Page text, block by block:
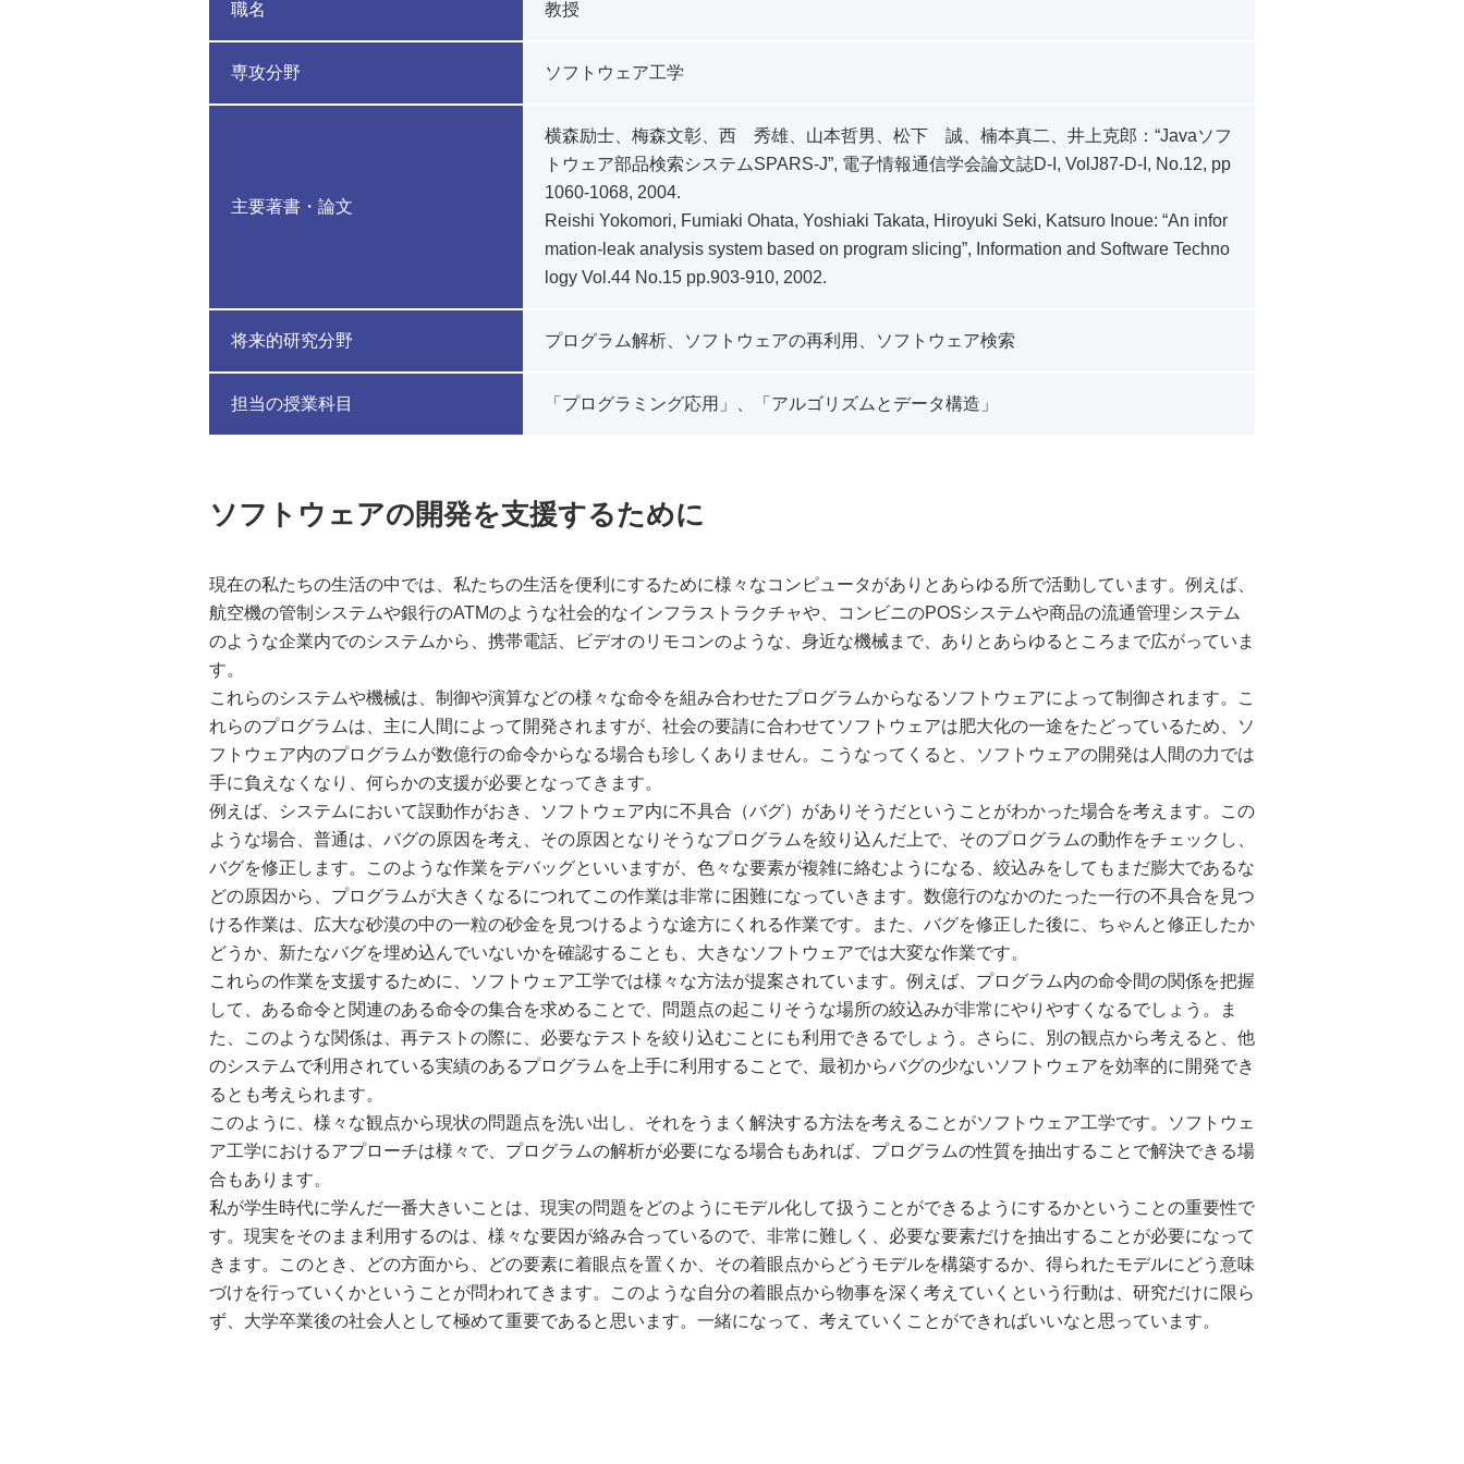
職名 教授
専攻分野 ソフトウェア工学
主要著書・論文
横森励士、梅森文彰、西 秀雄、山本哲男、松下 誠、楠本真二、井上克郎：“Javaソフ
トウェア部品検索システムSPARS-J”, 電子情報通信学会論文誌D-I, VolJ87-D-I, No.12, pp
1060-1068, 2004.
Reishi Yokomori, Fumiaki Ohata, Yoshiaki Takata, Hiroyuki Seki, Katsuro Inoue: “An infor
mation-leak analysis system based on program slicing”, Information and Software Techno
logy Vol.44 No.15 pp.903-910, 2002.
将来的研究分野 プログラム解析、ソフトウェアの再利用、ソフトウェア検索
担当の授業科目 「プログラミング応用」、「アルゴリズムとデータ構造」
ソフトウェアの開発を支援するために
現在の私たちの生活の中では、私たちの生活を便利にするために様々なコンピュータがありとあらゆる所で活動しています。例えば、
航空機の管制システムや銀行のATMのような社会的なインフラストラクチャや、コンビニのPOSシステムや商品の流通管理システム
のような企業内でのシステムから、携帯電話、ビデオのリモコンのような、身近な機械まで、ありとあらゆるところまで広がっていま
す。
これらのシステムや機械は、制御や演算などの様々な命令を組み合わせたプログラムからなるソフトウェアによって制御されます。こ
れらのプログラムは、主に人間によって開発されますが、社会の要請に合わせてソフトウェアは肥大化の一途をたどっているため、ソ
フトウェア内のプログラムが数億行の命令からなる場合も珍しくありません。こうなってくると、ソフトウェアの開発は人間の力では
手に負えなくなり、何らかの支援が必要となってきます。
例えば、システムにおいて誤動作がおき、ソフトウェア内に不具合（バグ）がありそうだということがわかった場合を考えます。この
ような場合、普通は、バグの原因を考え、その原因となりそうなプログラムを絞り込んだ上で、そのプログラムの動作をチェックし、
バグを修正します。このような作業をデバッグといいますが、色々な要素が複雑に絡むようになる、絞込みをしてもまだ膨大であるな
どの原因から、プログラムが大きくなるにつれてこの作業は非常に困難になっていきます。数億行のなかのたった一行の不具合を見つ
ける作業は、広大な砂漠の中の一粒の砂金を見つけるような途方にくれる作業です。また、バグを修正した後に、ちゃんと修正したか
どうか、新たなバグを埋め込んでいないかを確認することも、大きなソフトウェアでは大変な作業です。
これらの作業を支援するために、ソフトウェア工学では様々な方法が提案されています。例えば、プログラム内の命令間の関係を把握
して、ある命令と関連のある命令の集合を求めることで、問題点の起こりそうな場所の絞込みが非常にやりやすくなるでしょう。ま
た、このような関係は、再テストの際に、必要なテストを絞り込むことにも利用できるでしょう。さらに、別の観点から考えると、他
のシステムで利用されている実績のあるプログラムを上手に利用することで、最初からバグの少ないソフトウェアを効率的に開発でき
るとも考えられます。
このように、様々な観点から現状の問題点を洗い出し、それをうまく解決する方法を考えることがソフトウェア工学です。ソフトウェ
ア工学におけるアプローチは様々で、プログラムの解析が必要になる場合もあれば、プログラムの性質を抽出することで解決できる場
合もあります。
私が学生時代に学んだ一番大きいことは、現実の問題をどのようにモデル化して扱うことができるようにするかということの重要性で
す。現実をそのまま利用するのは、様々な要因が絡み合っているので、非常に難しく、必要な要素だけを抽出することが必要になって
きます。このとき、どの方面から、どの要素に着眼点を置くか、その着眼点からどうモデルを構築するか、得られたモデルにどう意味
づけを行っていくかということが問われてきます。このような自分の着眼点から物事を深く考えていくという行動は、研究だけに限ら
ず、大学卒業後の社会人として極めて重要であると思います。一緒になって、考えていくことができればいいなと思っています。